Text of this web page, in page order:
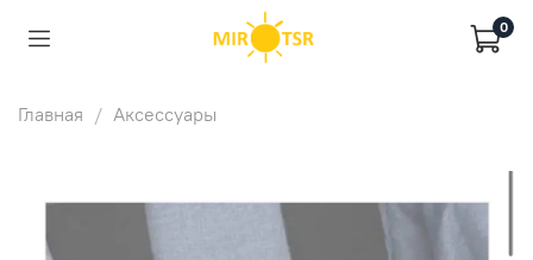
0
Главная Аксессуары